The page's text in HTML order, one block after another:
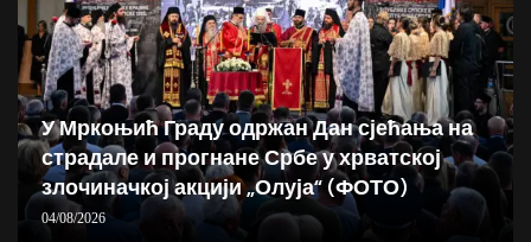
У Мркоњић Граду одржан Дан сјећања на
страдале и прогнане Србе у хрватској
злочиначкој акцији „Олуја“ (ФОТО)
04/08/2026